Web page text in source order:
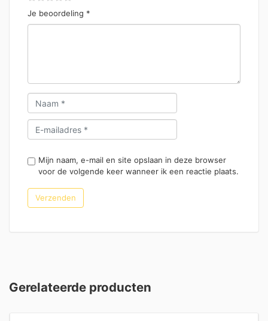
Je beoordeling *
Mijn naam, e-mail en site opslaan in deze browser
voor de volgende keer wanneer ik een reactie plaats.
Gerelateerde producten